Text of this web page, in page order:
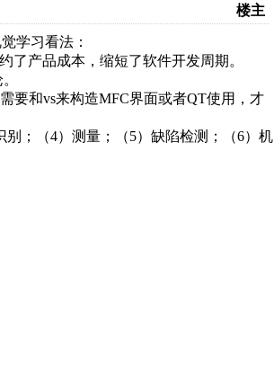
楼主
学习看法：
产品成本，缩短了软件开发周期。
和vs来构造MFC界面或者QT使用，才
；（4）测量；（5）缺陷检测；（6）机